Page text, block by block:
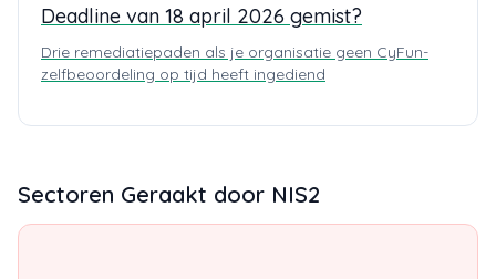
Deadline van 18 april 2026 gemist?
Drie remediatiepaden als je organisatie geen CyFun-
zelfbeoordeling op tijd heeft ingediend
Sectoren Geraakt door NIS2